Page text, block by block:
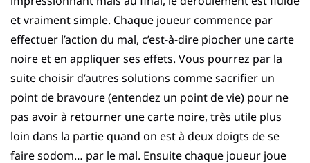
et vraiment simple. Chaque joueur commence par
effectuer l’action du mal, c’est-à-dire piocher une carte
noire et en appliquer ses effets. Vous pourrez par la
suite choisir d’autres solutions comme sacrifier un
point de bravoure (entendez un point de vie) pour ne
pas avoir à retourner une carte noire, très utile plus
loin dans la partie quand on est à deux doigts de se
faire sodom… par le mal. Ensuite chaque joueur joue